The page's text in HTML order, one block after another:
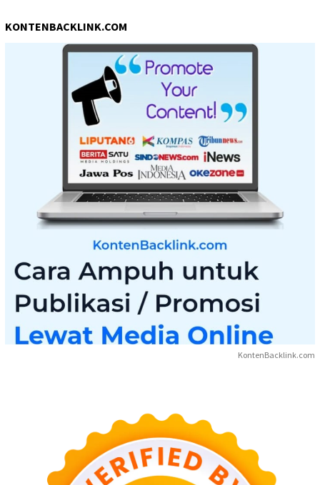
KONTENBACKLINK.COM
KontenBacklink.com